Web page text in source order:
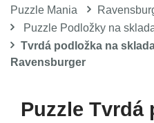
Puzzle Mania
Puzzle Podložky na
Tvrdá podložka na
Ravensburger
Puzzle Tvrdá